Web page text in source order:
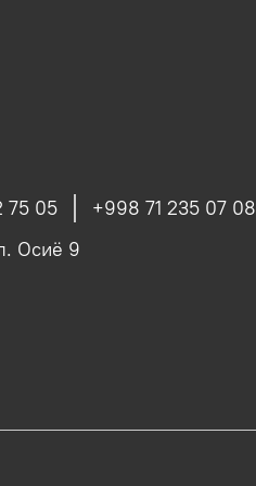
75 05
+998 71 235 07 08
Осиё 9